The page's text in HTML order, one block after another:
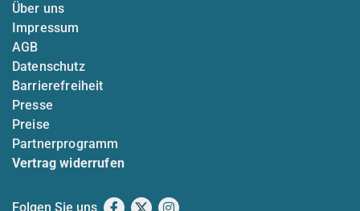
Über uns
Impressum
AGB
Datenschutz
Barrierefreiheit
Presse
Preise
Partnerprogramm
Vertrag widerrufen
Folgen Sie uns Facebook
X Instagram